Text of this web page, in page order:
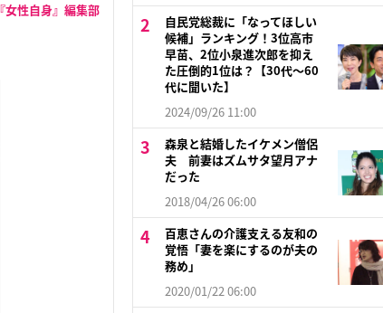
『女性自身』編集部
自民党総裁に「なってほしい
候補」ランキング！3位高市
早苗、2位小泉進次郎を抑え
た圧倒的1位は？【30代〜60
代に聞いた】
2024/09/26 11:00
森泉と結婚したイケメン僧侶
夫 前妻はズムサタ望月アナ
だった
2018/04/26 06:00
百恵さんの介護支える友和の
覚悟「妻を楽にするのが夫の
務め」
2020/01/22 06:00